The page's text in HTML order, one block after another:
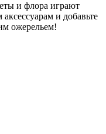
и флора играют
и добавьте
ожерельем!